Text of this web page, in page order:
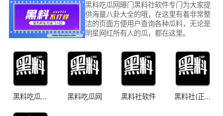
黑料吃瓜网曝门黑料社软件专门为大家提
供海量八卦大全的哦，在这里有着非常整
洁的页面方便用户查询各种瓜料，无论是
明星网红所有人的瓜，都在这里。
黑料吃瓜网
黑料吃瓜网 黑料社软件
黑料社(正能